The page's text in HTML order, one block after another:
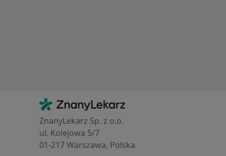
Kontakt
ZnanyLekarz - Strona główna
ZnanyLekarz Sp. z o.o.
ul. Kolejowa 5/7
01-217 Warszawa, Polska